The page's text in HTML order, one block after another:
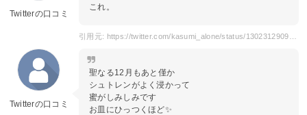
Twitterの口コミ
これ。
Twitterの口コミ
聖なる12月もあと僅か
シュトレンがよく浸かって
蜜がしみしみです
お皿にひっつくほど✨